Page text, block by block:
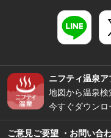
ニフティ温泉ア
地図から温泉検
今すぐダウンロ
ご意見ご要望 ・お問い合